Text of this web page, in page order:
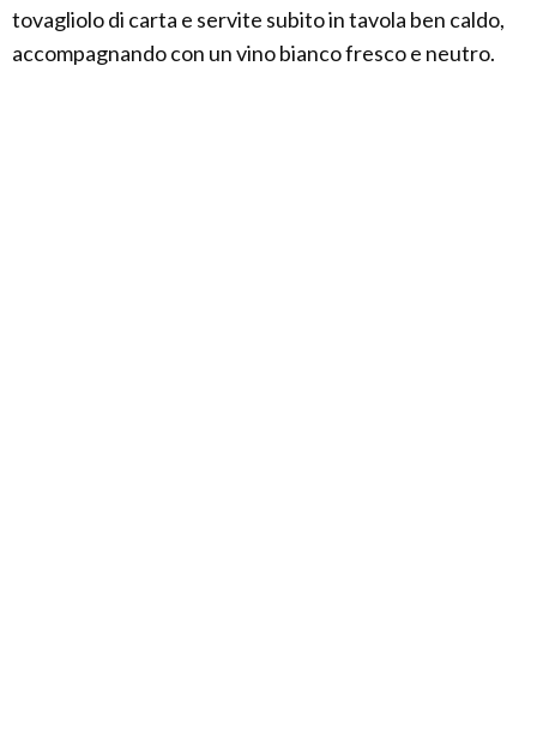
tovagliolo di carta e servite subito in tavola ben caldo,
accompagnando con un vino bianco fresco e neutro.